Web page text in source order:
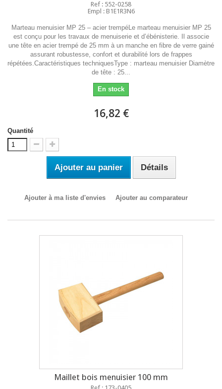
Ref : 552-0258
Empl : B1E1R3N6
Marteau menuisier MP 25 – acier trempéLe marteau menuisier MP 25
est conçu pour les travaux de menuiserie et d’ébénisterie. Il associe
une tête en acier trempé de 25 mm à un manche en fibre de verre gainé
assurant robustesse, confort et durabilité lors de frappes
répétées.Caractéristiques techniquesType : marteau menuisier Diamètre
de tête : 25...
En stock
16,82 €
Quantité
Ajouter au panier Détails
Ajouter à ma liste d'envies Ajouter au comparateur
Maillet bois menuisier 100 mm